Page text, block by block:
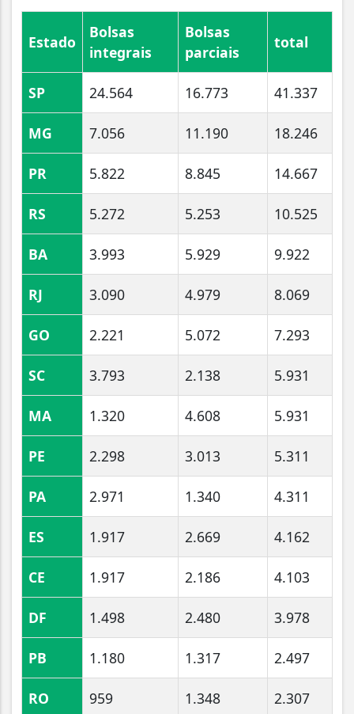
Estado
Bolsas
integrais
Bolsas
parciais
total
SP 24.564 16.773 41.337
MG 7.056 11.190 18.246
PR 5.822 8.845 14.667
RS 5.272 5.253 10.525
BA 3.993 5.929 9.922
RJ 3.090 4.979 8.069
GO 2.221 5.072 7.293
SC 3.793 2.138 5.931
MA 1.320 4.608 5.931
PE 2.298 3.013 5.311
PA 2.971 1.340 4.311
ES 1.917 2.669 4.162
CE 1.917 2.186 4.103
DF 1.498 2.480 3.978
PB 1.180 1.317 2.497
RO 959 1.348 2.307